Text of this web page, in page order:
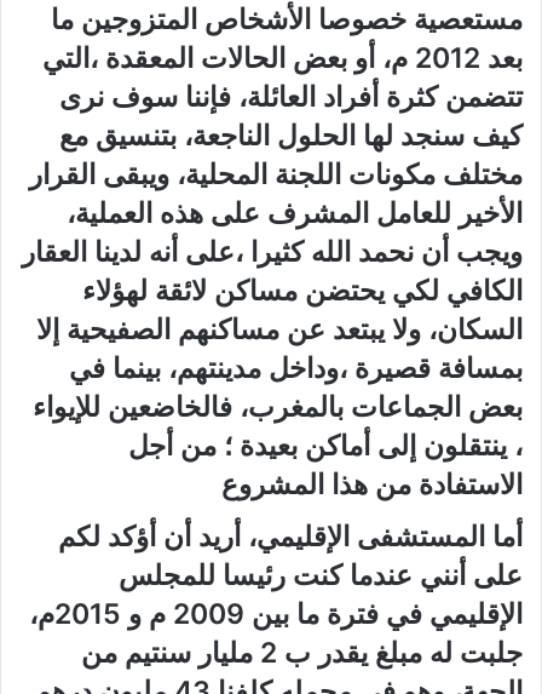
مستعصية خصوصا الأشخاص المتزوجين ما
بعد 2012 م، أو بعض الحالات المعقدة ،التي
تتضمن كثرة أفراد العائلة، فإننا سوف نرى
كيف سنجد لها الحلول الناجعة، بتنسيق مع
مختلف مكونات اللجنة المحلية، ويبقى القرار
الأخير للعامل المشرف على هذه العملية،
ويجب أن نحمد الله كثيرا ،على أنه لدينا العقار
الكافي لكي يحتضن مساكن لائقة لهؤلاء
السكان، ولا يبتعد عن مساكنهم الصفيحية إلا
بمسافة قصيرة ،وداخل مدينتهم، بينما في
بعض الجماعات بالمغرب، فالخاضعين للإيواء
، ينتقلون إلى أماكن بعيدة ؛ من أجل
الاستفادة من هذا المشروع
أما المستشفى الإقليمي، أريد أن أؤكد لكم
على أنني عندما كنت رئيسا للمجلس
الإقليمي في فترة ما بين 2009 م و 2015م،
جلبت له مبلغ يقدر ب 2 مليار سنتيم من